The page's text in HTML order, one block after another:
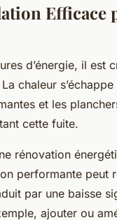
à
Efficace
d’énergie, il est
chaleur
et les
cette fuite.
rénovation
performante peut
par une baisse
ajouter ou